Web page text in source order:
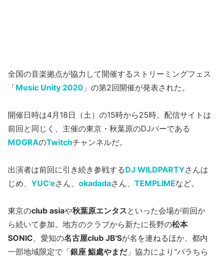
全国の音楽拠点が協力して開催するストリーミングフェス
「Music Unity 2020 」の第2回開催が発表された。
開催日時は4月18日（土）の15時から25時。配信サイトは
前回と同じく、主催の東京・秋葉原のDJバーである
MOGRAのTwitchチャンネルだ。
出演者は前回に引き続き参戦するDJ WILDPARTYさんは
じめ、 YUC'eさん、 okadadaさん、 TEMPLIMEなど。
東京のclub asiaや秋葉原エンタスといった会場が前回か
ら続いて参加。地方のクラブから新たに長野の松本
SONIC、愛知の名古屋club JB'Sが名を連ねるほか、都内
一部地域限定で「銀座 鮨處やまだ」協力により"バラちら